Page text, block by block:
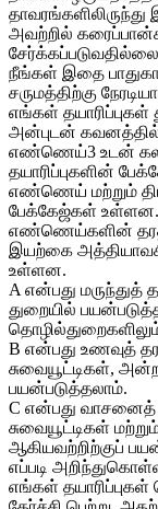
அவற்றில்
நீங்கள் இதை
சருமத்திற்கு
எங்கள்
அன்புடன்
எண்ணெய்3 உடன்
தயாரிப்புகளின்
எண்ணெய் மற்றும்
பேக்கேஜ்கள் உள்ளன.
எண்ணெய்களின்
இயற்கை
உள்ளன.
A என்பது மருந்துத்
துறையில்
B என்பது உணவுத்
சுவையூட்டிகள்,
பயன்படுத்தலாம்.
C என்பது வாசனைத்
சுவையூட்டிகள்
ஆகியவற்றிற்குப்
எப்படி
எங்கள்